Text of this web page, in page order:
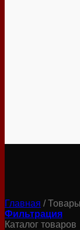
Главная /Товары
Фильтрация
Каталог товаров